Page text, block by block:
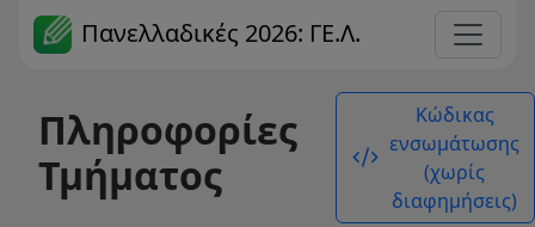
Πανελλαδικές 2026: ΓΕ.Λ.
Πληροφορίες
Τμήματος
code_xml
Κώδικας
ενσωμάτωσης
(χωρίς
διαφημήσεις)